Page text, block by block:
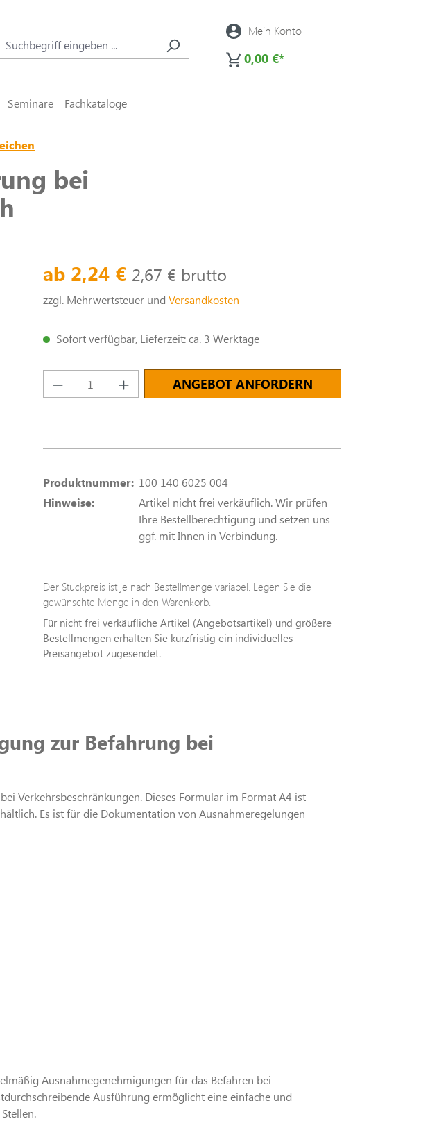
Mein Konto
0,00 €*
Seminare Fachkataloge
bei
ab 2,24 € 2,67 € brutto
zzgl. Mehrwertsteuer und Versandkosten
Sofort verfügbar, Lieferzeit: ca. 3 Werktage
Produkt Anzahl: Gib den gewünschten Wert ein
ANGEBOT ANFORDERN
Produktnummer: 100 140 6025 004
Hinweise:
Artikel nicht frei verkäuflich. Wir prüfen
Ihre Bestellberechtigung und setzen uns
ggf. mit Ihnen in Verbindung.
Der Stückpreis ist je nach Bestellmenge variabel. Legen Sie die
gewünschte Menge in den Warenkorb.
Für nicht frei verkäufliche Artikel (Angebotsartikel) und größere
Bestellmengen erhalten Sie kurzfristig ein individuelles
Preisangebot zugesendet.
zur Befahrung bei
Verkehrsbeschränkungen. Dieses Formular im Format A4 ist
Es ist für die Dokumentation von Ausnahmeregelungen
Ausnahmegenehmigungen für das Befahren bei
Ausführung ermöglicht eine einfache und